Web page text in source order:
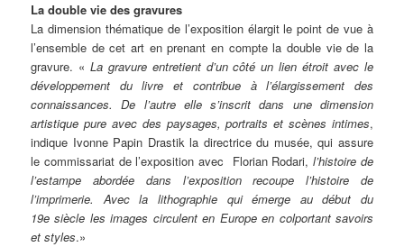
La double vie des gravures
La dimension thématique de l’exposition élargit le point de vue à
l’ensemble de cet art en prenant en compte la double vie de la
gravure. « La gravure entretient d’un côté un lien étroit avec le
développement du livre et contribue à l’élargissement des
connaissances. De l’autre elle s’inscrit dans une dimension
artistique pure avec des paysages, portraits et scènes intimes,
indique Ivonne Papin Drastik la directrice du musée, qui assure
le commissariat de l’exposition avec Florian Rodari,l’histoire de
l’estampe abordée dans l’exposition recoupe l’histoire de
l’imprimerie. Avec la lithographie qui émerge au début du
19e siècle les images circulent en Europe en colportant savoirs
et styles.»